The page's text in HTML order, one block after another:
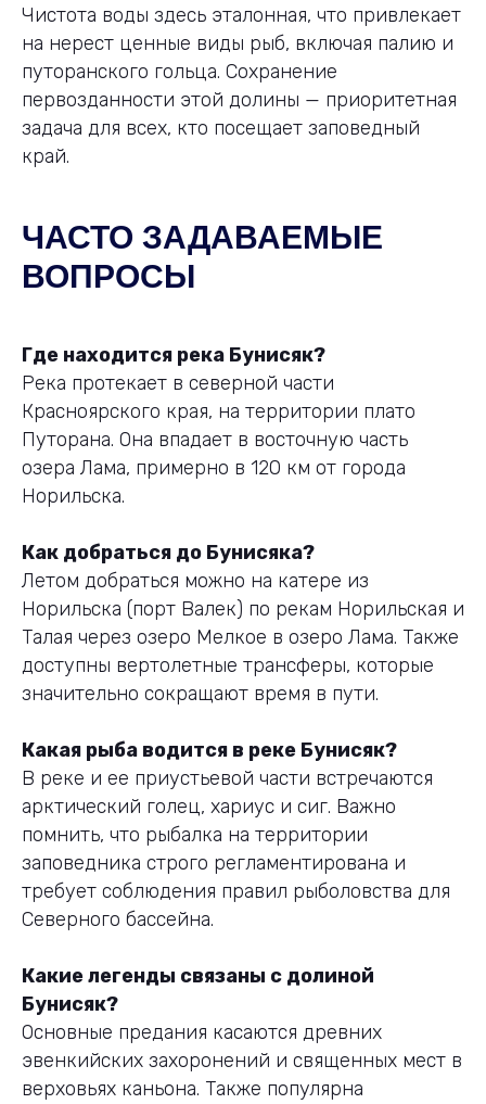
Чистота воды здесь эталонная, что привлекает
на нерест ценные виды рыб, включая палию и
путоранского гольца. Сохранение
первозданности этой долины — приоритетная
задача для всех, кто посещает заповедный
край.
ЧАСТО ЗАДАВАЕМЫЕ
ВОПРОСЫ
Где находится река Бунисяк?
Река протекает в северной части
Красноярского края, на территории плато
Путорана. Она впадает в восточную часть
озера Лама, примерно в 120 км от города
Норильска.
Как добраться до Бунисяка?
Летом добраться можно на катере из
Норильска (порт Валек) по рекам Норильская и
Талая через озеро Мелкое в озеро Лама. Также
доступны вертолетные трансферы, которые
значительно сокращают время в пути.
Какая рыба водится в реке Бунисяк?
В реке и ее приустьевой части встречаются
арктический голец, хариус и сиг. Важно
помнить, что рыбалка на территории
заповедника строго регламентирована и
требует соблюдения правил рыболовства для
Северного бассейна.
Какие легенды связаны с долиной
Бунисяк?
Основные предания касаются древних
эвенкийских захоронений и священных мест в
верховьях каньона. Также популярна